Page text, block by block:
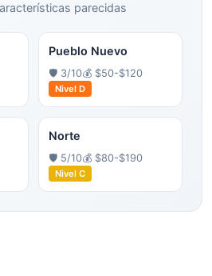
parecidas
Pueblo Nuevo
🛡️ 3/10💰 $50-$120
Nivel D
Norte
🛡️ 5/10💰 $80-$190
Nivel C